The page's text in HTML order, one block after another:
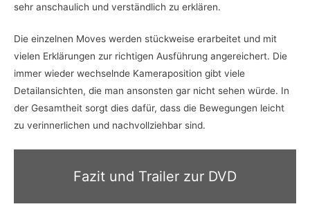
sehr anschaulich und verständlich zu erklären.
Die einzelnen Moves werden stückweise erarbeitet und mit
vielen Erklärungen zur richtigen Ausführung angereichert. Die
immer wieder wechselnde Kameraposition gibt viele
Detailansichten, die man ansonsten gar nicht sehen würde. In
der Gesamtheit sorgt dies dafür, dass die Bewegungen leicht
zu verinnerlichen und nachvollziehbar sind.
Fazit und Trailer zur DVD